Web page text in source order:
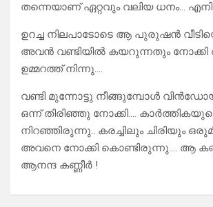
തന്നെയാണ് ഏറ്റവും വലിയ ധനം…
ഉറച്ച നിലപാടോടെ ആ പുരുഷൻ വീടിന്റെ
അവൻ വണ്ടിയിൽ കയറുന്നതും
ഉമ്മറത്ത് നിന്നു….
വണ്ടി മുന്നോട്ടു നീങ്ങുമ്പോൾ
ഒന്ന് തിരിഞ്ഞു നോക്കി….
നിറഞ്ഞിരുന്നു.. കരച്ചിലും ചിരിയും
അവനെ നോക്കി കൊണ്ടിരുന്നു…. ആ
ആനന്ദ കണ്ണീർ !